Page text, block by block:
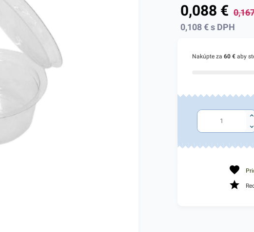
0,088 €
0,108€s DPH
Nakúpte za 60 €aby